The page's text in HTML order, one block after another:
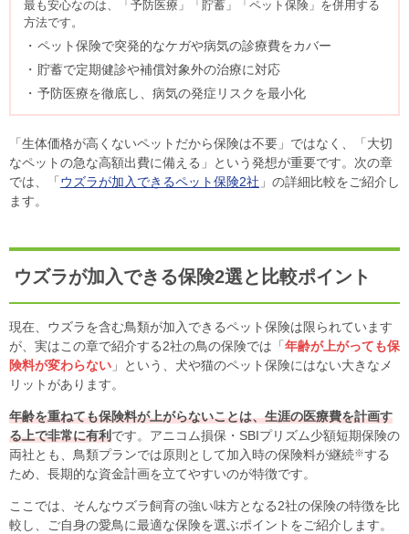
最も安心なのは、「予防医療」「貯蓄」「ペット保険」を併用する
方法です。
ペット保険で突発的なケガや病気の診療費をカバー
貯蓄で定期健診や補償対象外の治療に対応
予防医療を徹底し、病気の発症リスクを最小化
「生体価格が高くないペットだから保険は不要」ではなく、「大切
なペットの急な高額出費に備える」という発想が重要です。次の章
では、「 ウズラが加入できるペット保険2社 」の詳細比較をご紹介し
ます。
ウズラが加入できる保険2選と比較ポイント
現在、ウズラを含む鳥類が加入できるペット保険は限られています
が、実はこの章で紹介する2社の鳥の保険では「 年齢が上がっても保
険料が変わらない 」という、犬や猫のペット保険にはない大きなメ
リットがあります。
年齢を重ねても保険料が上がらないことは、生涯の医療費を計画す
る上で非常に有利です。アニコム損保・SBIプリズム少額短期保険の
両社とも、鳥類プランでは原則として加入時の保険料が継続※する
ため、長期的な資金計画を立てやすいのが特徴です。
ここでは、そんなウズラ飼育の強い味方となる2社の保険の特徴を比
較し、ご自身の愛鳥に最適な保険を選ぶポイントをご紹介します。